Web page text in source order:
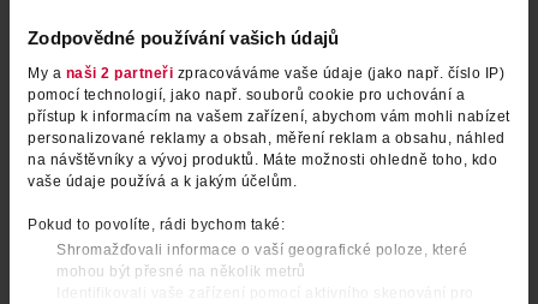
Zodpovědné používání vašich údajů
My a naši 2 partneři zpracováváme vaše údaje (jako např. číslo IP)
pomocí technologií, jako např. souborů cookie pro uchování a
přístup k informacím na vašem zařízení, abychom vám mohli nabízet
personalizované reklamy a obsah, měření reklam a obsahu, náhled
na návštěvníky a vývoj produktů. Máte možnosti ohledně toho, kdo
vaše údaje používá a k jakým účelům.
Pokud to povolíte, rádi bychom také:
Shromažďovali informace o vaší geografické poloze, které
mohou být přesné na několik metrů
Identifikovali vaše zařízení pomocí aktivního skenování pro